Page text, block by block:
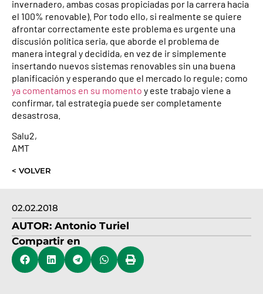
02.02.2018
AUTOR: Antonio Turiel
Compartir en
invernadero, ambas cosas propiciadas por la carrera hacia
el 100% renovable). Por todo ello, si realmente se quiere
afrontar correctamente este problema es urgente una
discusión política seria, que aborde el problema de
manera integral y decidida, en vez de ir simplemente
insertando nuevos sistemas renovables sin una buena
planificación y esperando que el mercado lo regule; como
ya comentamos en su momento y este trabajo viene a
confirmar, tal estrategia puede ser completamente
desastrosa.
Salu2,
AMT
< VOLVER